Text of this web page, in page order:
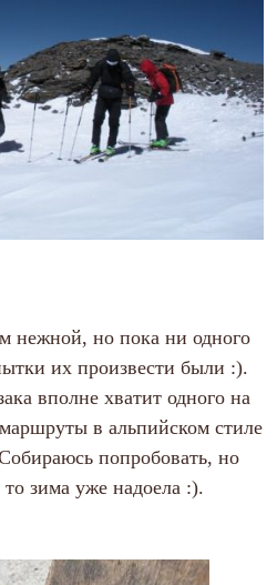
нежной, но пока ни одного
их произвести были :).
вполне хватит одного на
в альпийском стиле
попробовать, но
зима уже надоела :).